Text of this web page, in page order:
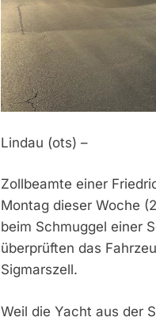
Lindau (ots) –
Zollbeamte einer
Montag dieser Woche
beim Schmuggel einer
überprüften das
Sigmarszell.
Weil die Yacht aus der